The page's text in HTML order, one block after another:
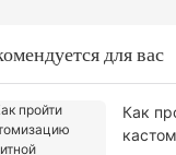
для вас
Как